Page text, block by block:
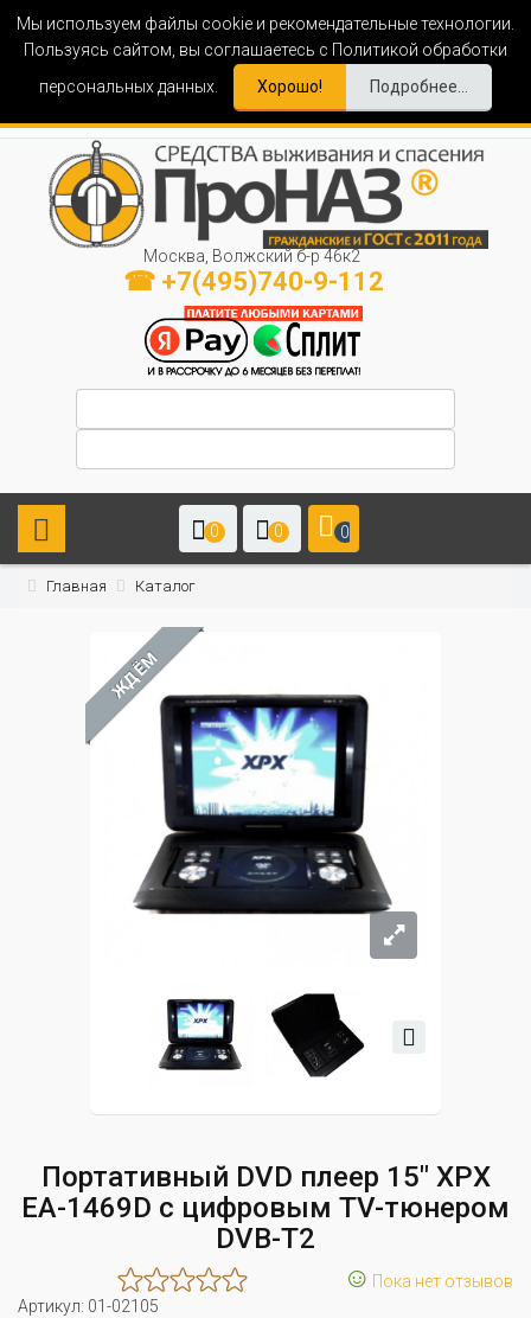
Мы используем файлы cookie и рекомендательные технологии.
Пользуясь сайтом, вы соглашаетесь с Политикой обработки
персональных данных.
Хорошо! Подробнее...
Москва, Волжский б-р 46к2
☎ +7(495)740-9-112
0 0 0
Главная Каталог
ЖДЁМ
Портативный DVD плеер 15" XPX
EA-1469D с цифровым TV-тюнером
DVB-T2
☺ Пока нет отзывов
Артикул: 01-02105